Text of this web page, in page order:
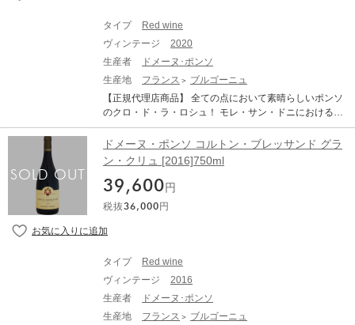
ブドウ栽培もワイン醸造も人の介入を可能な限り排除。
ビオロジックともビオディナミとも異なるアプローチの
自然栽培をとる。剪定をコルドン・ロワイヤにすること
で樹勢を抑え、低収量を実現。腐敗果が収穫箱の中に混
ざるだけで健全果に影響を与えるとして、選果は必ずブ
がらの篭に入れ、それを最大17キロ入りの箱に移した後
に醸造所へと運ぶ。 醸造所は４層構造のグラヴィティ・
テージによって異なるため、その年々に応じた対応をと
る。梗を残すか残さないか、ピジャージュの頻度はどう
容器に使い古した木桶を使用し、熟成用の小樽も古樽
（5〜20年もの）、酸化防止剤である亜硫酸の使用は極
発酵の始まらない破砕前に小量加えるものの、その後は
る。 瓶詰め時にさえ亜硫酸の添加はない。 クロ・ド・
ラ・ロッシュ、クロ・サン・ドニ、モレ・サン・ドニ1級
玉のクリマがポンソを代表するワインだが、ここ10年の
間にラインナップが大幅に増えた。シャルム・シャンベ
タイプ
Red wine
ヴィンテージ
2020
生産者
ドメーヌ･ポンソ
生産地
フランス
ブルゴーニュ
【正規代理店商品】 全ての点において素晴らしいポンソ
のクロ・ド・ラ・ロシュ！ モレ・サン・ドニにおける新
興の大ドメーヌがデュジャックなら、伝統的大ドメーヌ
はポンソであろう。その歴史はデュジャックより100年
も遡る。 2017年、モレ・サン・ドニ村長も務めたジャ
ン・マリー・ポンソの息子ローラン・ポンソがドメーヌ
を去り、現在、ローランの妹ローズ・マリーが5代目の当
主を務める。ローズ・マリーは、1997年からドメーヌ参
画している。醸造に関しては支配人代理も務めるアレク
サンドル・アベルが醸造責任者を務める。ローラン・ポ
ロ・ド・ラ・ロッシュ グラン・クリュ ヴィエーユ・ヴィ
ーニュ」は、ポンソはクロ・ド・ラ・ロッシュ最大の所
有者であり、リュー・ディ・クロ・ド・ラ・ロッシュの
大部分を所有する。つまりポンソのクロ・ド・ラ・ロッ
シュこそ真のクロ・ド・ラ・ロッシュということにな
ドメーヌ・ポンソ コルトン・ブレッサンド グラ
ン・クリュ [2016]750ml
39,600 円
税抜36,000 円
タイプ
Red wine
ヴィンテージ
2016
生産者
ドメーヌ･ポンソ
生産地
フランス
ブルゴーニュ